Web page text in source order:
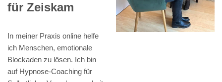
für Zeiskam
In meiner Praxis online helfe
ich Menschen, emotionale
Blockaden zu lösen. Ich bin
auf Hypnose-Coaching für